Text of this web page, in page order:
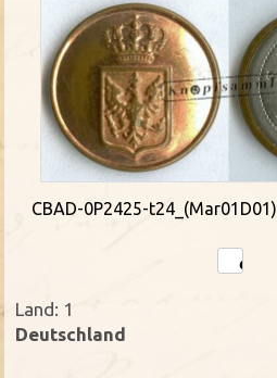
CBAD-0P2425-t24_(Mar01D01)
Land: 1
Deutschland